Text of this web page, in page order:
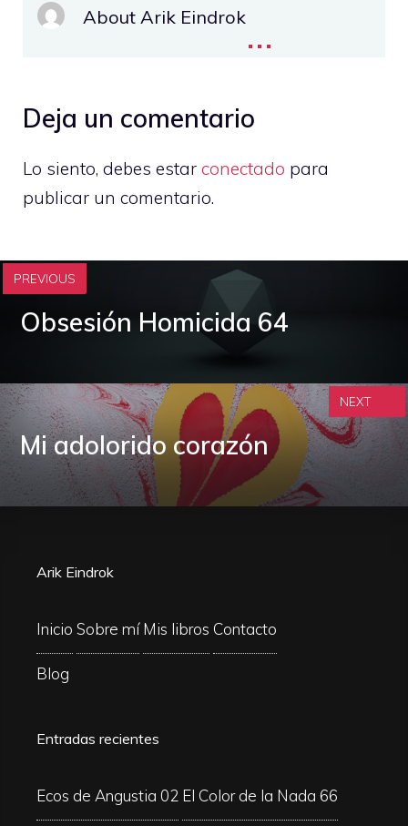
About Arik Eindrok...
Deja un comentario
Lo siento, debes estar conectado para
publicar un comentario.
PREVIOUS
Obsesión Homicida 64
Mi adolorido corazón
NEXT
Arik Eindrok
Inicio Sobre mí Mis libros Contacto
Blog
Entradas recientes
Ecos de Angustia 02 El Color de la Nada 66